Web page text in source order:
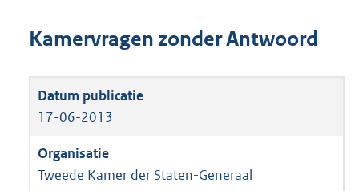
Kamervragen zonder Antwoord
17-06-2013
Tweede Kamer der Staten-Generaal